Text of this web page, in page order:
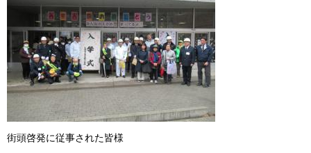
街頭啓発に従事された皆様